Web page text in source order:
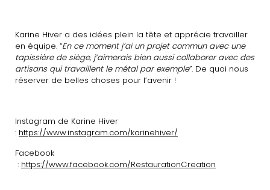
Karine Hiver a des idées plein la tête et apprécie travailler
en équipe. “En ce moment j’ai un projet commun avec une
tapissière de siège, j’aimerais bien aussi collaborer avec des
artisans qui travaillent le métal par exemple”. De quoi nous
réserver de belles choses pour l’avenir !
Instagram de Karine Hiver
: https://www.instagram.com/karinehiver/
Facebook
: https://www.facebook.com/RestaurationCreation